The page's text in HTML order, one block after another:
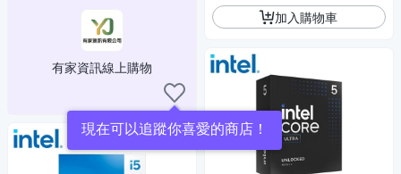
有家資訊線上購物
現在可以追蹤你喜愛的商店！
加入購物車